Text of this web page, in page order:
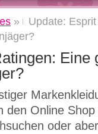
»
Update:
Eine
den Online
oder